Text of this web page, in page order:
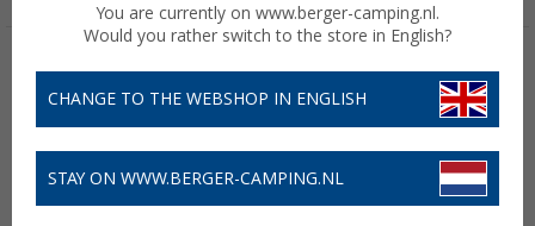
-4%
You are currently on www.berger-camping.nl.
Would you rather switch to the store in English?
CHANGE TO THE WEBSHOP IN ENGLISH
STAY ON WWW.BERGER-CAMPING.NL